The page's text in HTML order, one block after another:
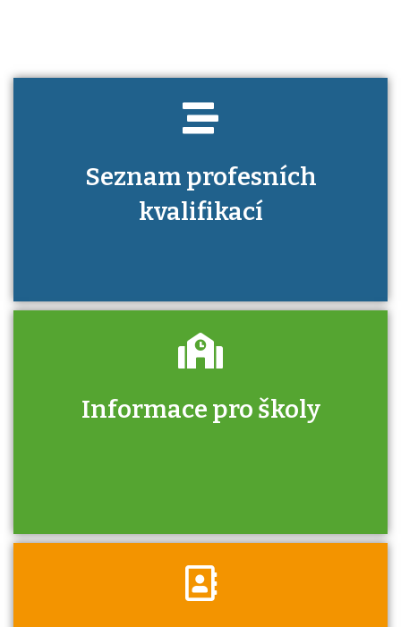
Seznam profesních
kvalifikací
Informace pro školy
Zjistěte, jak se přihlásit ke zkoušce a kde